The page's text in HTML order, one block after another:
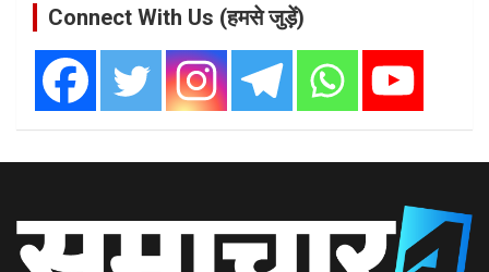
Connect With Us (हमसे जुड़ें)